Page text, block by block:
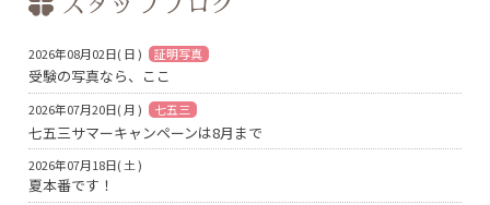
スタッフブログ
2026年08月02日( 日 ) 証明写真
受験の写真なら、ここ
2026年07月20日( 月 ) 七五三
七五三サマーキャンペーンは8月まで
2026年07月18日( 土 )
夏本番です！